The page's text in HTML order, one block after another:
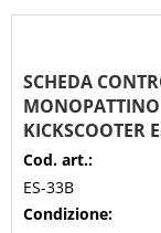
SCHEDA
MONOPATTINO
KICKSCOOTER
Cod. art.:
ES-33B
Condizione: